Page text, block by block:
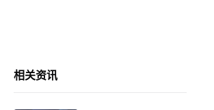
相关资讯